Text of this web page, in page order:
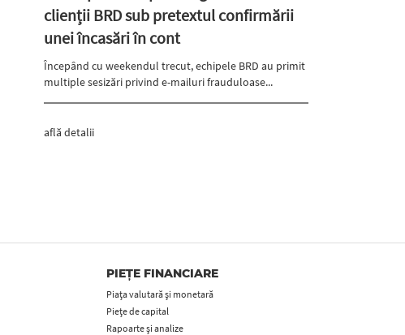
clienții BRD sub pretextul confirmării
unei încasări în cont
Începând cu weekendul trecut, echipele BRD au primit
multiple sesizări privind e-mailuri frauduloase...
află detalii
PIEȚE FINANCIARE
Piața valutară și monetară
Piețe de capital
Rapoarte și analize